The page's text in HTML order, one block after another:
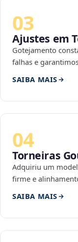
03
Ajustes em
Gotejamento
falhas e
SAIBA MAIS
04
Torneiras
Adquiriu um
firme e
SAIBA MAIS